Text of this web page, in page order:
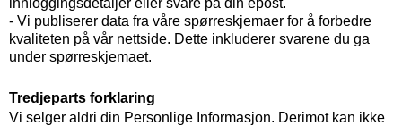
innloggingsdetaljer eller svare på din epost.
- Vi publiserer data fra våre spørreskjemaer for å forbedre
kvaliteten på vår nettside. Dette inkluderer svarene du ga
under spørreskjemaet.
Tredjeparts forklaring
Vi selger aldri din Personlige Informasjon. Derimot kan ikke